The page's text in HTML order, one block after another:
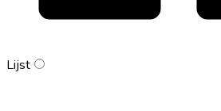
Lijst